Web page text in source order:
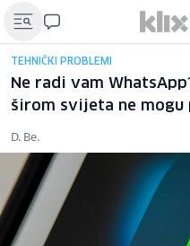
TEHNIČKI PROBLEMI
Ne radi vam
širom svijeta ne mogu
D. Be.